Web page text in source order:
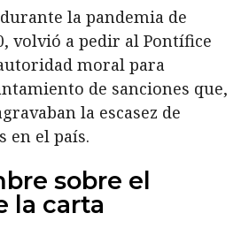
la pandemia de
volvió a pedir al Pontífice
moral para
de sanciones que,
la escasez de
en el país.
sobre el
la carta